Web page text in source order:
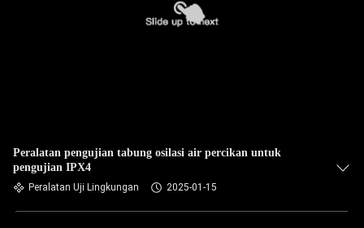
Peralatan pengujian tabung osilasi air percikan untuk
pengujian IPX4
Peralatan Uji Lingkungan 2025-01-15